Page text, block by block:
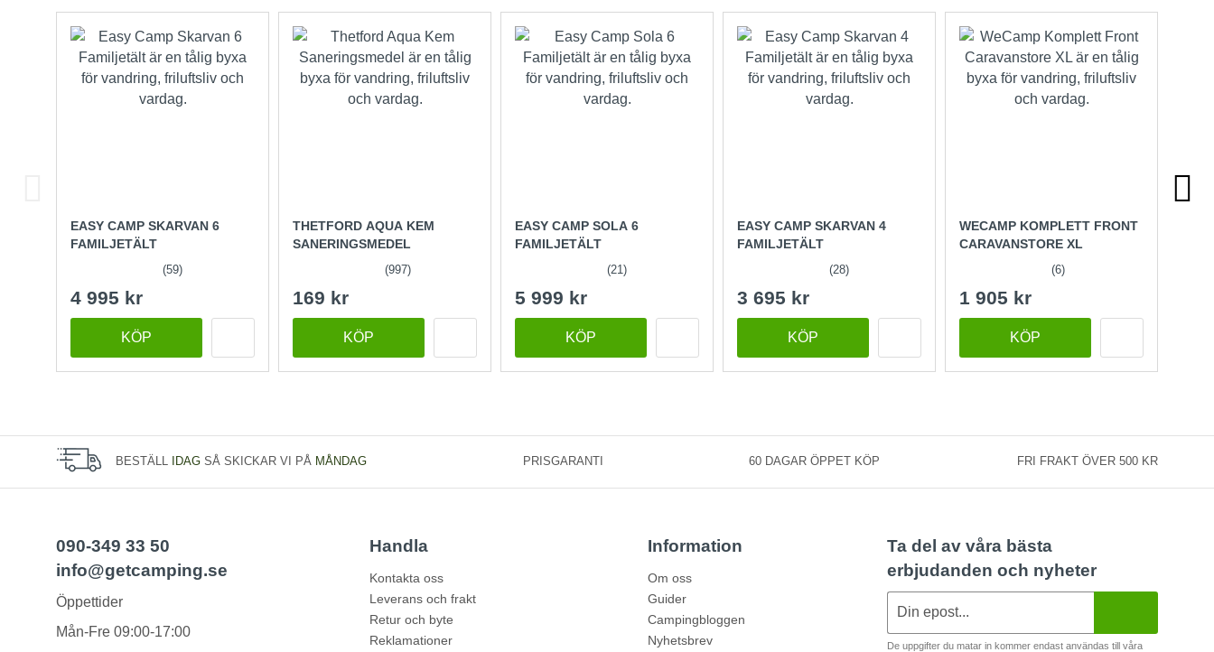
EASY CAMP SKARVAN 6
FAMILJETÄLT
(59)
4 995 kr
KÖP
THETFORD AQUA KEM
SANERINGSMEDEL
(997)
169 kr
KÖP
EASY CAMP SOLA 6
FAMILJETÄLT
(21)
5 999 kr
KÖP
EASY CAMP SKARVAN 4
FAMILJETÄLT
(28)
3 695 kr
KÖP
WECAMP KOMPLETT FRONT
CARAVANSTORE XL
(6)
1 905 kr
KÖP
BESTÄLL IDAG SÅ SKICKAR VI PÅ MÅNDAG PRISGARANTI 60 DAGAR ÖPPET KÖP FRI FRAKT ÖVER 500 KR
090-349 33 50
info@getcamping.se
Öppettider
Mån-Fre 09:00-17:00
Handla
Kontakta oss
Leverans och frakt
Retur och byte
Reklamationer
Information
Om oss
Guider
Campingbloggen
Nyhetsbrev
Ta del av våra bästa
erbjudanden och nyheter
De uppgifter du matar in kommer endast användas till våra